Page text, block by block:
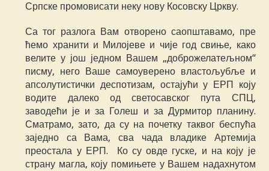
Српске промовисати неку нову Косовску Цркву.
Са тог разлога Вам отворено саопштавамо, пре
ћемо хранити и Милојеве и чије год свиње, како
велите у још једном Вашем „доброжелатељном“
писму, него Ваше самоуверено властољубље и
апсолутистички деспотизам, остајући у ЕРП коју
водите далеко од светосавског пута СПЦ,
заводећи је и за Голеш и за Дурмитор планину.
Сматрамо, зато, да су на почетку таквог беспућа
заједно са Вама, сва чада владике Артемија
преостала у ЕРП. Ко су овде гуске, и на коју је
страну магла, коју помињете у Вашем надахнутом